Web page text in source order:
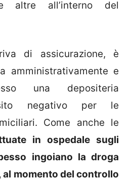
altre all’interno del
di assicurazione, è
amministrativamente e
una depositeria
negativo per le
Come anche le
in ospedale sugli
ingoiano la droga
momento del controllo